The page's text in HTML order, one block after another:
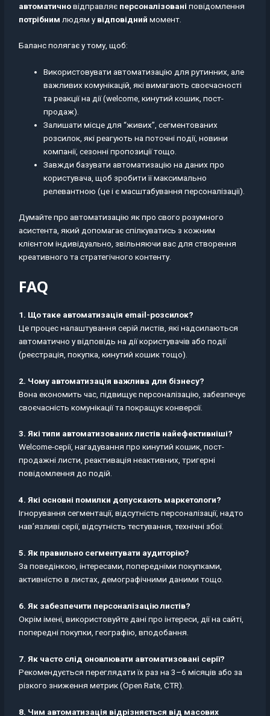
автоматичновідправляє персоналізовані повідомлення
потрібним людям увідповідний момент.
Баланс полягає у тому, щоб:
Використовувати автоматизацію для рутинних, але
важливих комунікацій, які вимагають своєчасності
та реакції на дії (welcome, кинутий кошик, пост-
продаж).
Залишати місце для “живих”, сегментованих
розсилок, які реагують на поточні події, новини
компанії, сезонні пропозиції тощо.
Завжди базувати автоматизацію на даних про
користувача, щоб зробити її максимально
релевантною (це і є масштабування персоналізації).
Думайте про автоматизацію як про свого розумного
асистента, який допомагає спілкуватись з кожним
клієнтом індивідуально, звільняючи вас для створення
креативного та стратегічного контенту.
FAQ
1. Що таке автоматизація email-розсилок?
Це процес налаштування серій листів, які надсилаються
автоматично у відповідь на дії користувачів або події
(реєстрація, покупка, кинутий кошик тощо).
2. Чому автоматизація важлива для бізнесу?
Вона економить час, підвищує персоналізацію, забезпечує
своєчасність комунікації та покращує конверсії.
3. Які типи автоматизованих листів найефективніші?
Welcome-серії, нагадування про кинутий кошик, пост-
продажні листи, реактивація неактивних, тригерні
повідомлення до подій.
4. Які основні помилки допускають маркетологи?
Ігнорування сегментації, відсутність персоналізації, надто
нав’язливі серії, відсутність тестування, технічні збої.
5. Як правильно сегментувати аудиторію?
За поведінкою, інтересами, попередніми покупками,
активністю в листах, демографічними даними тощо.
6. Як забезпечити персоналізацію листів?
Окрім імені, використовуйте дані про інтереси, дії на сайті,
попередні покупки, географію, вподобання.
7. Як часто слід оновлювати автоматизовані серії?
Рекомендується переглядати їх раз на 3–6 місяців або за
різкого зниження метрик (Open Rate, CTR).
8. Чим автоматизація відрізняється від масових